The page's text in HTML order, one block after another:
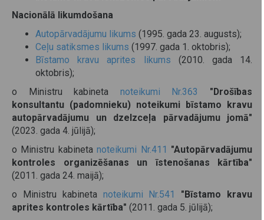
Nacionālā likumdošana
Autopārvadājumu likums (1995. gada 23. augusts);
Ceļu satiksmes likums (1997. gada 1. oktobris);
Bīstamo kravu aprites likums (2010. gada 14.
oktobris);
o Ministru kabineta noteikumi Nr.363
"Drošības
konsultantu (padomnieku) noteikumi bīstamo kravu
autopārvadājumu un dzelzceļa pārvadājumu jomā"
(2023. gada 4. jūlijā);
o Ministru kabinetanoteikumi Nr.411 "Autopārvadājumu
kontroles organizēšanas un īstenošanas kārtība"
(2011. gada 24. maijā);
o Ministru kabineta noteikumi Nr.541
"Bīstamo kravu
aprites kontroles kārtība" (2011. gada 5. jūlijā);